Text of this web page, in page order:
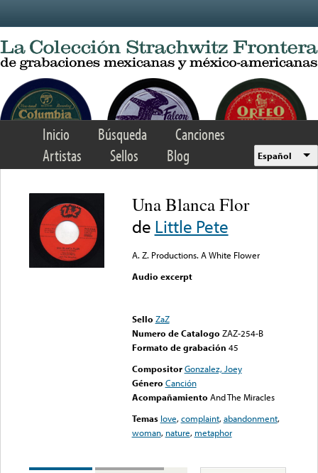
Inicio Búsqueda
Canciones
Artistas
Sellos Blog Español
Una Blanca Flor
de Little Pete
A. Z. Productions. A White Flower
Audio excerpt
Sello ZaZ
Numero de Catalogo ZAZ-254-B
Formato de grabación 45
Compositor Gonzalez, Joey
Género Canción
Acompañamiento And The Miracles
Temas love,complaint,abandonment,
woman, nature, metaphor